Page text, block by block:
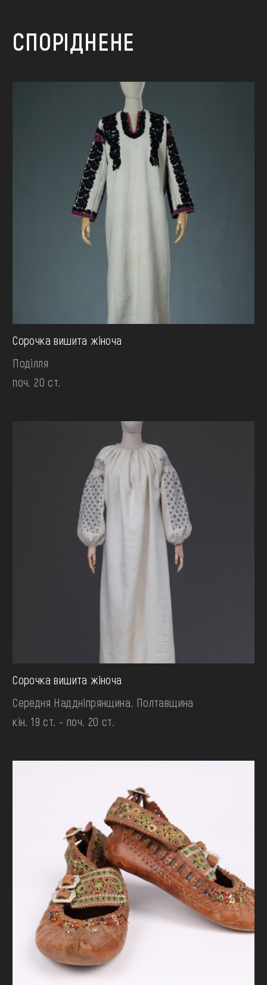
СПОРІДНЕНЕ
Сорочка вишита жіноча
Поділля
поч. 20 ст.
Сорочка вишита жіноча
Середня Наддніпрянщина. Полтавщина
кін. 19 ст. - поч. 20 ст.